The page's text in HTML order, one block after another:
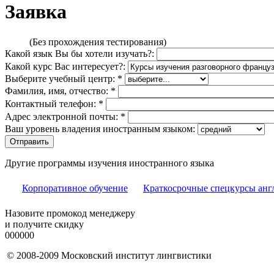
Заявка
(Без прохождения тестирования)
Какой язык Вы бы хотели изучать?:
Какой курс Вас интересует?:
Выберите учебный центр: *
Фамилия, имя, отчество: *
Контактный телефон: *
Адрес электронной почты: *
Ваш уровень владения иностранным языком:
Другие программы изучения иностранного языка
Корпоративное обучение Краткосрочные спецкурсы
Назовите промокод менеджеру
и получите скидку
000000
© 2008-2009 Московский институт лингвистики